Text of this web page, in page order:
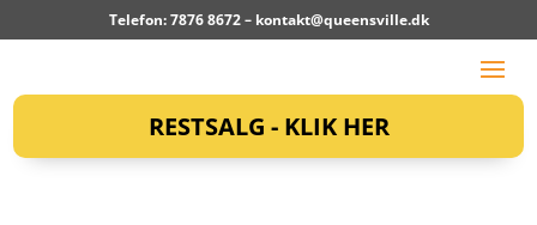
Telefon: 7876 8672 – kontakt@queensville.dk
RESTSALG - KLIK HER